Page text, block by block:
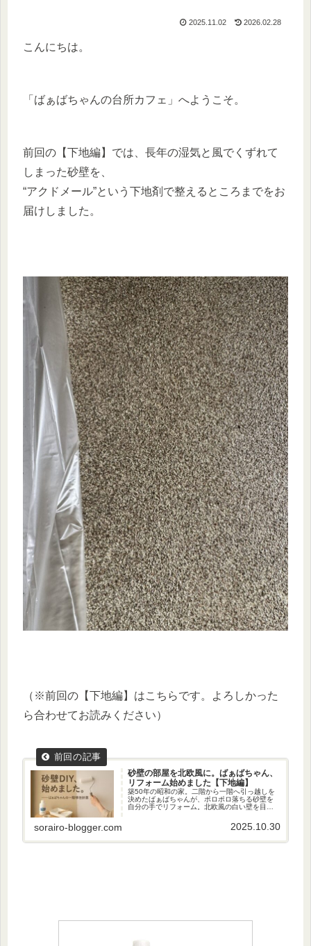
2025.11.02 2026.02.28
こんにちは。
「ばぁばちゃんの台所カフェ」へようこそ。
前回の【下地編】では、長年の湿気と風でくずれて
しまった砂壁を、
“アクドメール”という下地剤で整えるところまでをお
届けしました。
（※前回の【下地編】はこちらです。よろしかった
ら合わせてお読みください）
砂壁の部屋を北欧風に。ばぁばちゃん、
リフォーム始めました【下地編】
築50年の昭和の家。二階から一階へ引っ越しを
決めたばぁばちゃんが、ポロポロ落ちる砂壁を
自分の手でリフォーム。北欧風の白い壁を目指
sorairo-blogger.com 2025.10.30